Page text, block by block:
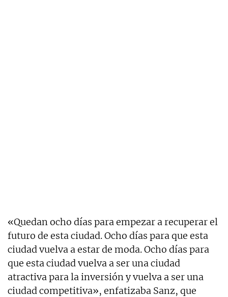
«Quedan ocho días para empezar a recuperar el
futuro de esta ciudad. Ocho días para que esta
ciudad vuelva a estar de moda. Ocho días para
que esta ciudad vuelva a ser una ciudad
atractiva para la inversión y vuelva a ser una
ciudad competitiva», enfatizaba Sanz, que